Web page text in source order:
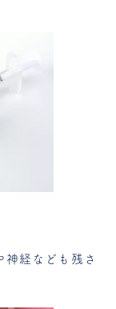
神経なども残さ